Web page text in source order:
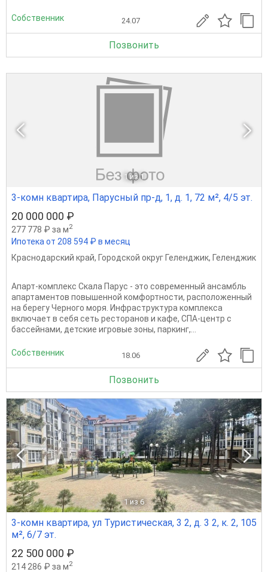
Собственник 24.07
Позвонить
1 из 1
3-комн квартира, Парусный пр-д, 1, д. 1, 72 м², 4/5 эт.
20 000 000 ₽
277 778 ₽ за м2
Ипотека от 208 594 ₽ в месяц
Краснодарский край, Городской округ Геленджик, Геленджик
Апарт-комплекс Скала Парус - это современный ансамбль
апартаментов повышенной комфортности, расположенный
на берегу Черного моря. Инфраструктура комплекса
включает в себя сеть ресторанов и кафе, СПА-центр с
бассейнами, детские игровые зоны, паркинг,...
Собственник 18.06
Позвонить
1 из 6
3-комн квартира, ул Туристическая, 3 2, д. 3 2, к. 2, 105
м², 6/7 эт.
22 500 000 ₽
214 286 ₽ за м2